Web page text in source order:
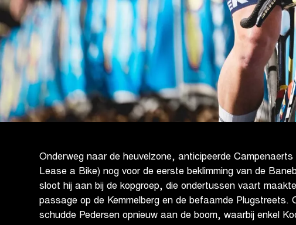
Onderweg naar de heuvelzone, anticipeerde Campenaerts
Lease a Bike) nog voor de eerste beklimming van de
sloot hij aan bij de kopgroep, die ondertussen vaart
passage op de Kemmelberg en de befaamde Plugstreets.
schudde Pedersen opnieuw aan de boom, waarbij enkel